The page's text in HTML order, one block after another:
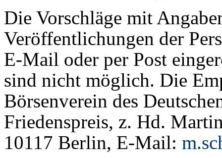
Die Vorschläge mit
Veröffentlichungen der
E-Mail oder per Post
sind nicht möglich. Die
Börsenverein des
Friedenspreis, z. Hd.
10117 Berlin, E-Mail: